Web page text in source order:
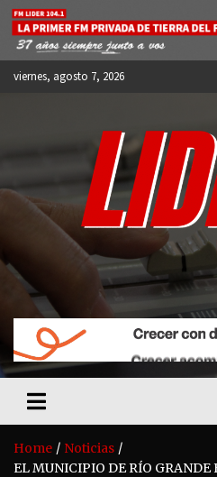
Skip
content
viernes, agosto 7, 2026
FM LIDER
Home
Noticias
EL MUNICIPIO DE RÍO GRANDE